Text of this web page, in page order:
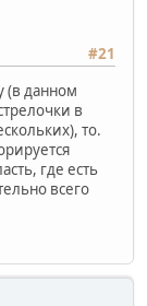
#21
(в данном
в
то.
где есть
всего